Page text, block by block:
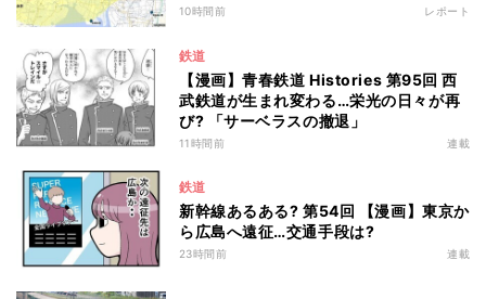
10時間前 レポート
鉄道
【漫画】青春鉄道 Histories 第95回 西
武鉄道が生まれ変わる…栄光の日々が再
び? 「サーベラスの撤退」
11時間前 連載
鉄道
新幹線あるある? 第54回 【漫画】東京か
ら広島へ遠征…交通手段は?
23時間前 連載